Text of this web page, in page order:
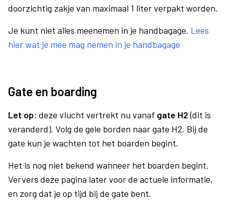
doorzichtig zakje van maximaal 1 liter verpakt worden.
Je kunt niet alles meenemen in je handbagage. Lees
hier wat je mee mag nemen in je handbagage
Gate en boarding
Let op: deze vlucht vertrekt nu vanaf gate H2(dit is
veranderd). Volg de gele borden naar gate H2. Bij de
gate kun je wachten tot het boarden begint.
Het is nog niet bekend wanneer het boarden begint.
Ververs deze pagina later voor de actuele informatie,
en zorg dat je op tijd bij de gate bent.